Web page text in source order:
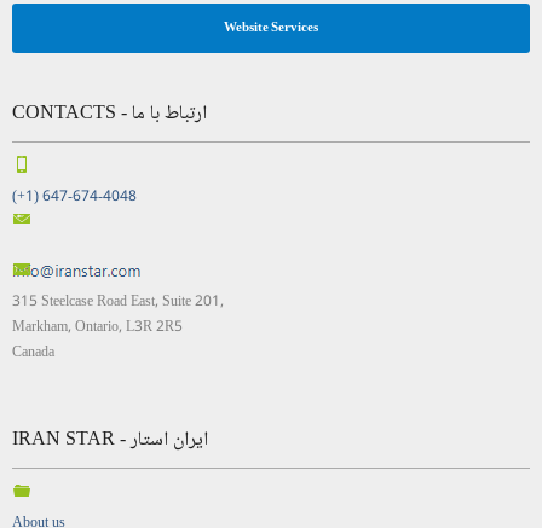
Website Services
CONTACTS - ارتباط با ما
(+1) 647-674-4048
315 Steelcase Road East, Suite 201,
Markham, Ontario, L3R 2R5
Canada
IRAN STAR - ایران استار